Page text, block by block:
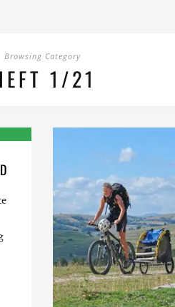
Browsing Category
1/21